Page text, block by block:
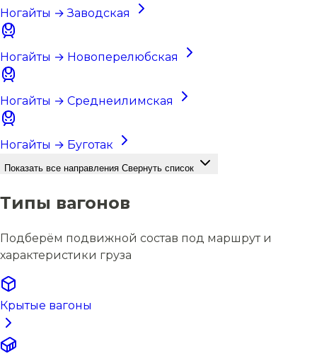
Ногайты → Заводская
Ногайты → Новоперелюбская
Ногайты → Среднеилимская
Ногайты → Буготак
Показать все направления Свернуть список
Типы вагонов
Подберём подвижной состав под маршрут и
характеристики груза
Крытые вагоны